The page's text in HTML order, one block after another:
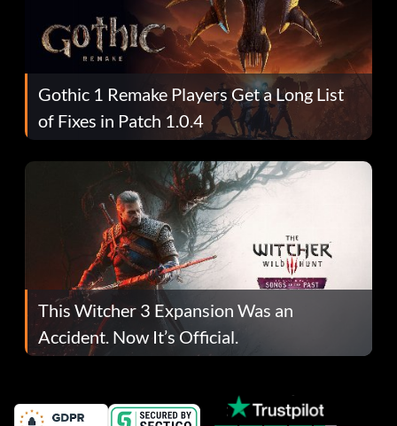
Gothic 1 Remake Players Get a Long List
of Fixes in Patch 1.0.4
This Witcher 3 Expansion Was an
Accident. Now It’s Official.